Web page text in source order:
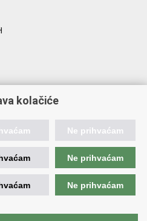
spolova
kolačiće
Ne prihvaćam
Ne prihvaćam
Ne prihvaćam